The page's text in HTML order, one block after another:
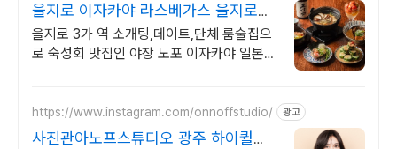
을지로 이자카야 라스베가스 을지로야
장원탑맛집
을지로 3가 역 소개팅,데이트,단체 룸술집으
로 숙성회 맛집인 야장 노포 이자카야 일본정
https://www.instagram.com/onnoffstudio/ 광고
사진관아노프스튜디오 광주 하이퀄리